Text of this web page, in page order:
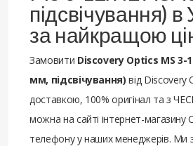
підсвічування) в
за найкращою
Замовити Discovery Optics MS 3-
мм, підсвічування) від Discovery
доставкою, 100% оригінал та з
можна на сайті інтернет-
телефону у наших менеджерів. Ми